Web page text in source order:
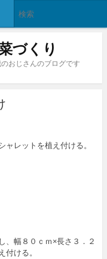
づくり
おじさんのブログです
レットを植え付ける。
、幅８０ｃｍ×長さ３．２
ける。